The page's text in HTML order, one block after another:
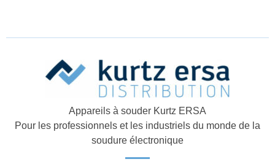
Appareils à souder Kurtz ERSA
Pour les professionnels et les industriels du monde de la
soudure électronique